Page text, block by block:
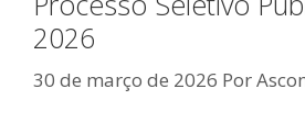
2026
30 de março de 2026 Por